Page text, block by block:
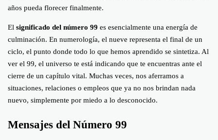
años pueda florecer finalmente.
El significado del número 99 es esencialmente una energía de
culminación. En numerología, el nueve representa el final de un
ciclo, el punto donde todo lo que hemos aprendido se sintetiza. Al
ver el 99, el universo te está indicando que te encuentras ante el
cierre de un capítulo vital. Muchas veces, nos aferramos a
situaciones, relaciones o empleos que ya no nos brindan nada
nuevo, simplemente por miedo a lo desconocido.
Mensajes del Número 99